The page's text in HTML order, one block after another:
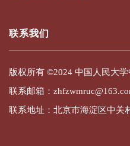
联系我们
版权所有 ©2024 中国人民大
联系邮箱：
联系地址：北京市海淀区中关